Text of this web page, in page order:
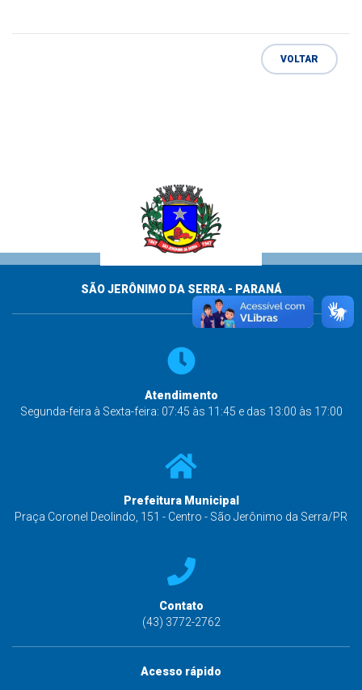
VOLTAR
SÃO JERÔNIMO DA SERRA - PARANÁ
Atendimento
Segunda-feira à Sexta-feira: 07:45 às 11:45 e das 13:00 às 17:00
Prefeitura Municipal
Praça Coronel Deolindo, 151 - Centro - São Jerônimo da Serra/PR
Contato
(43) 3772-2762
Acesso rápido